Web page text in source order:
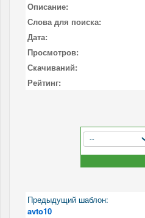
Описание:
Слова для поиска:
Дата:
Просмотров:
Скачиваний:
Рейтинг:
Предыдущий шаблон:
avto10